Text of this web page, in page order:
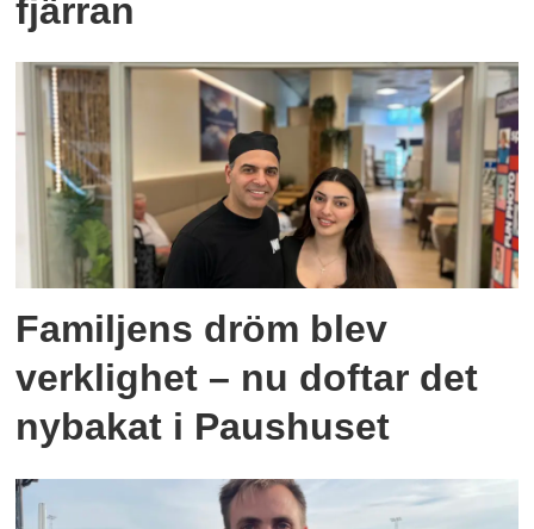
fjärran
Familjens dröm blev
verklighet – nu doftar det
nybakat i Paushuset